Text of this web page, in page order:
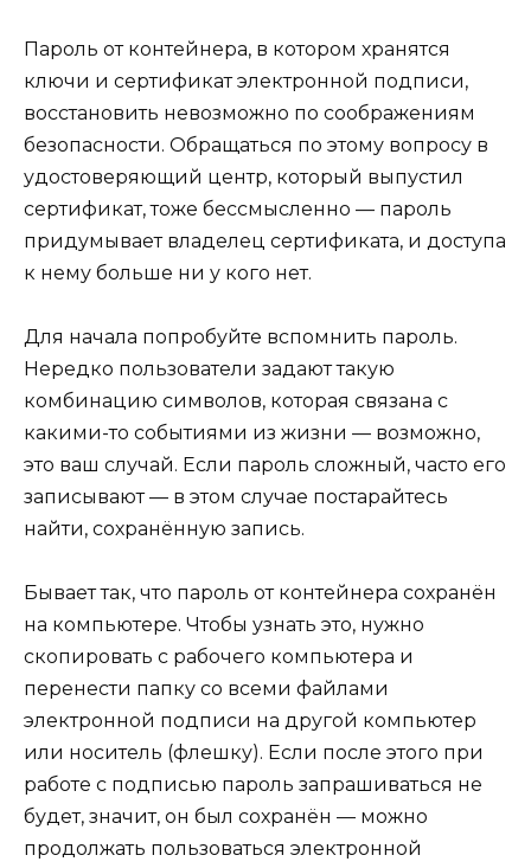
Пароль от контейнера, в котором хранятся
ключи и сертификат электронной подписи,
восстановить невозможно по соображениям
безопасности. Обращаться по этому вопросу в
удостоверяющий центр, который выпустил
сертификат, тоже бессмысленно — пароль
придумывает владелец сертификата, и доступа
к нему больше ни у кого нет.
Для начала попробуйте вспомнить пароль.
Нередко пользователи задают такую
комбинацию символов, которая связана с
какими-то событиями из жизни — возможно,
это ваш случай. Если пароль сложный, часто его
записывают — в этом случае постарайтесь
найти, сохранённую запись.
Бывает так, что пароль от контейнера сохранён
на компьютере. Чтобы узнать это, нужно
скопировать с рабочего компьютера и
перенести папку со всеми файлами
электронной подписи на другой компьютер
или носитель (флешку). Если после этого при
работе с подписью пароль запрашиваться не
будет, значит, он был сохранён — можно
продолжать пользоваться электронной